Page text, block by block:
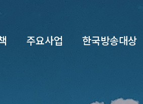
주요사업 한국방송대상